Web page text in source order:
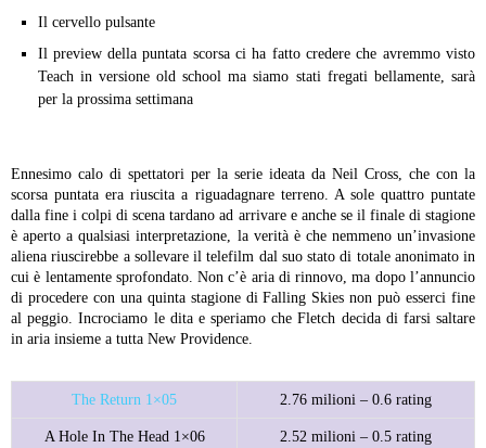
Il cervello pulsante
Il preview della puntata scorsa ci ha fatto credere che avremmo visto
Teach in versione old school ma siamo stati fregati bellamente, sarà
per la prossima settimana
Ennesimo calo di spettatori per la serie ideata da Neil Cross, che con la
scorsa puntata era riuscita a riguadagnare terreno. A sole quattro puntate
dalla fine i colpi di scena tardano ad arrivare e anche se il finale di stagione
è aperto a qualsiasi interpretazione, la verità è che nemmeno un’invasione
aliena riuscirebbe a sollevare il telefilm dal suo stato di totale anonimato in
cui è lentamente sprofondato. Non c’è aria di rinnovo, ma dopo l’annuncio
di procedere con una quinta stagione di Falling Skies non può esserci fine
al peggio. Incrociamo le dita e speriamo che Fletch decida di farsi saltare
in aria insieme a tutta New Providence.
The Return 1×05 2.76 milioni – 0.6 rating
A Hole In The Head 1×06 2.52 milioni – 0.5 rating